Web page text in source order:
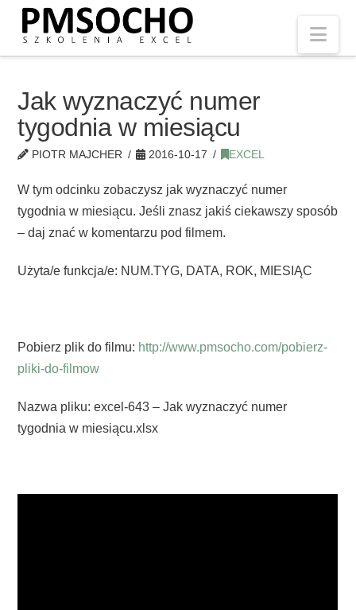
Jak wyznaczyć numer
tygodnia w miesiącu
PIOTR MAJCHER 2016-10-17 EXCEL
W tym odcinku zobaczysz jak wyznaczyć numer
tygodnia w miesiącu. Jeśli znasz jakiś ciekawszy sposób
– daj znać w komentarzu pod filmem.
Użyta/e funkcja/e: NUM.TYG, DATA, ROK, MIESIĄC
Pobierz plik do filmu: http://www.pmsocho.com/pobierz-
pliki-do-filmow
Nazwa pliku: excel-643 – Jak wyznaczyć numer
tygodnia w miesiącu.xlsx